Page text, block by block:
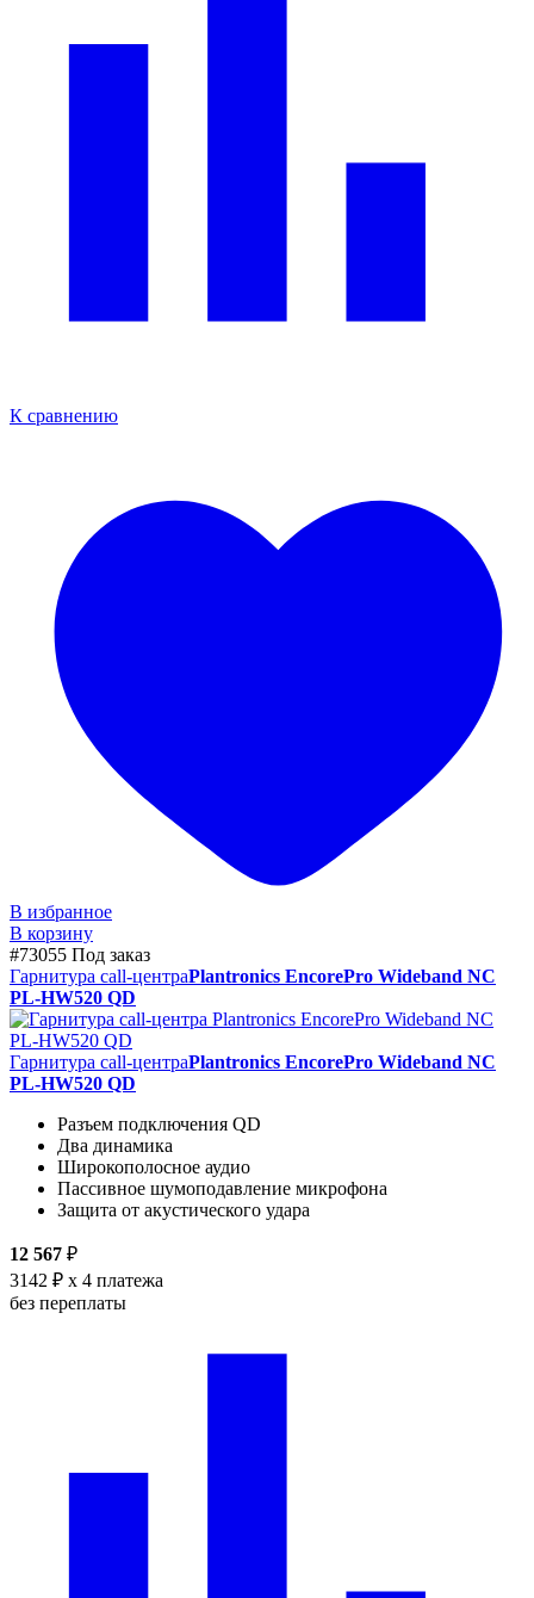
К сравнению
В избранное
В корзину
#73055 Под заказ
Гарнитура call-центраPlantronics EncorePro Wideband NC
PL-HW520 QD
Гарнитура call-центраPlantronics EncorePro Wideband NC
PL-HW520 QD
Разъем подключения QD
Два динамика
Широкополосное аудио
Пассивное шумоподавление микрофона
Защита от акустического удара
12 567 ₽
3142 ₽ x 4 платежа
без переплаты